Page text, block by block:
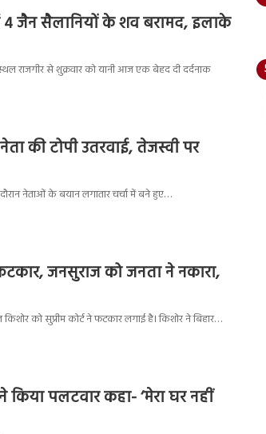
जैन सैलानियों के शव बरामद, इलाके
स्थल राजगीर से शुक्रवार को यानी आज एक बेहद दी दर्दनाक
की टोपी उतरवाई, तेजस्वी पर
नेताओं के बयान लगातार चर्चा में बने हुए…
जनसुराज को जनता ने नकारा,
को सुप्रीम कोर्ट ने फटकार लगाई है। किशोर ने बिहार…
किया पलटवार कहा- ‘मेरा घर नहीं